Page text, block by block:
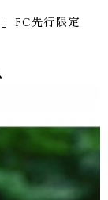
FC先行限定